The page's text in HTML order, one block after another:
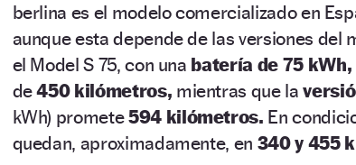
berlina es el modelo comercializado en
aunque esta depende de las versiones del
el Model S 75, con una batería de 75 kWh,
de450 kilómetros, mientras que la
kWh) promete594 kilómetros. En
quedan, aproximadamente, en 340 y 455